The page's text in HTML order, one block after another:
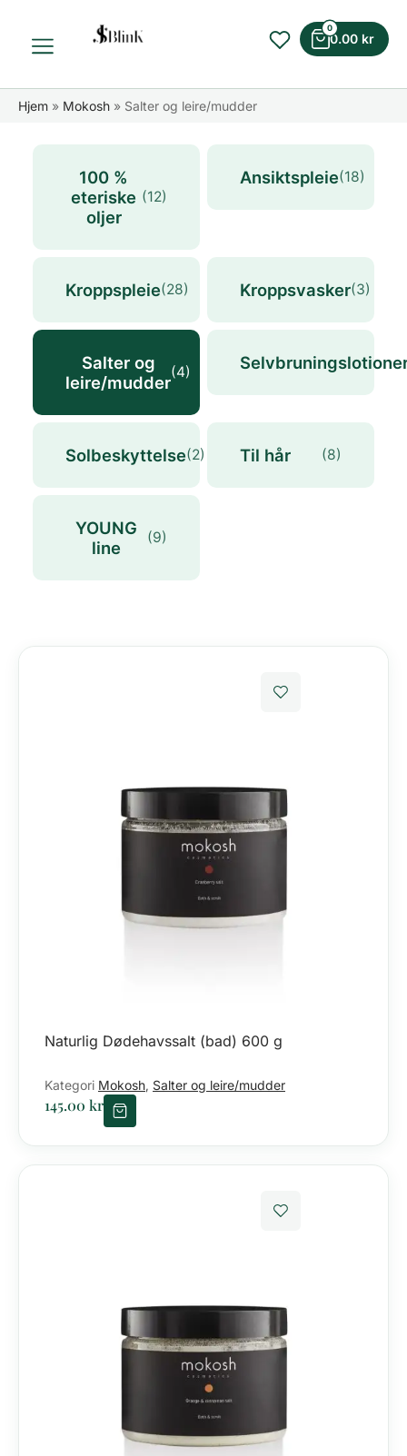
0.00 kr
0
Hjem » Mokosh » Salter og leire/mudder
100 %
eteriske
oljer
(12)
Ansiktspleie(18)
Kroppspleie(28) Kroppsvasker(3)
Salter og
leire/mudder
(4)
Solbeskyttelse(2) Til hår (8)
YOUNG
line
(9)
Naturlig Dødehavssalt (bad) 600 g
Kategori Mokosh, Salter og leire/mudder
145.00 kr